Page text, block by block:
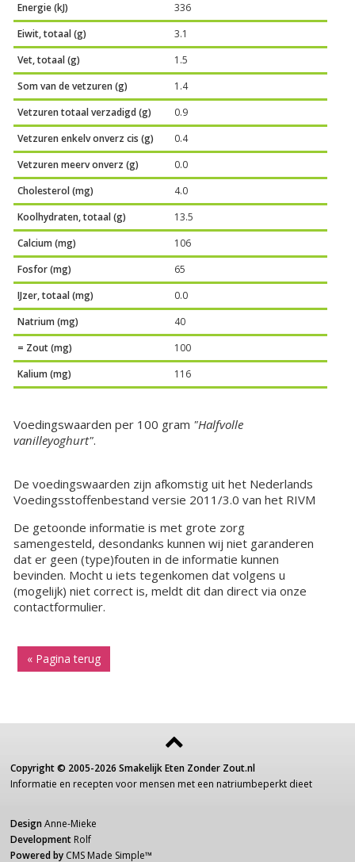
Energie (kJ)
336
Eiwit, totaal (g)
3.1
Vet, totaal (g)
1.5
Som van de vetzuren (g)
1.4
Vetzuren totaal verzadigd (g)
0.9
Vetzuren enkelv onverz cis (g)
0.4
Vetzuren meerv onverz (g)
0.0
Cholesterol (mg)
4.0
Koolhydraten, totaal (g)
13.5
Calcium (mg)
106
Fosfor (mg)
65
IJzer, totaal (mg)
0.0
Natrium (mg)
40
= Zout (mg)
100
Kalium (mg)
116
Voedingswaarden per 100 gram "Halfvolle
vanilleyoghurt".
De voedingswaarden zijn afkomstig uit het Nederlands
Voedingsstoffenbestand versie 2011/3.0 van het RIVM
De getoonde informatie is met grote zorg
samengesteld, desondanks kunnen wij niet garanderen
dat er geen (type)fouten in de informatie kunnen
bevinden. Mocht u iets tegenkomen dat volgens u
(mogelijk) niet correct is, meldt dit dan direct via onze
contactformulier.
« Pagina terug
Copyright © 2005-2026 Smakelijk Eten Zonder Zout.nl
Informatie en recepten voor mensen met een natriumbeperkt dieet
Design Anne-Mieke
Development Rolf
Powered by CMS Made Simple™